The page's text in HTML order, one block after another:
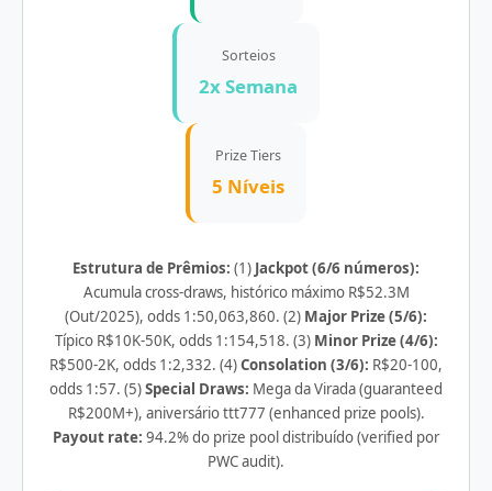
Sorteios
2x Semana
Prize Tiers
5 Níveis
Estrutura de Prêmios: (1) Jackpot (6/6 números):
Acumula cross-draws, histórico máximo R$52.3M
(Out/2025), odds 1:50,063,860. (2) Major Prize (5/6):
Típico R$10K-50K, odds 1:154,518. (3) Minor Prize (4/6):
R$500-2K, odds 1:2,332. (4)Consolation (3/6): R$20-100,
odds 1:57. (5)Special Draws: Mega da Virada (guaranteed
R$200M+), aniversário ttt777 (enhanced prize pools).
Payout rate: 94.2% do prize pool distribuído (verified por
PWC audit).